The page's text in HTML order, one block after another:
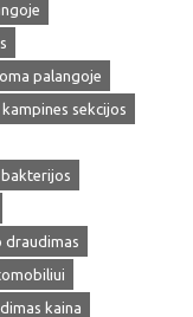
palangoje
kampines sekcijos
bakterijos
draudimas
kaina